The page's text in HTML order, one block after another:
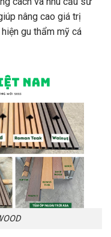
nâng cao giá trị
gu thẩm mỹ cá